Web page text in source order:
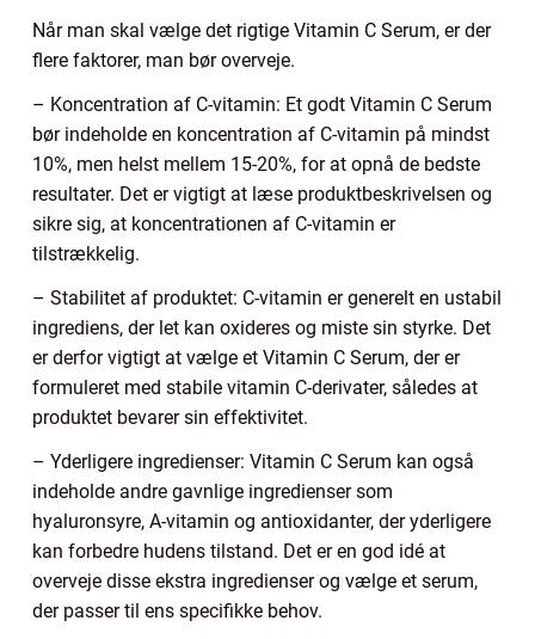
Når man skal vælge det rigtige Vitamin C Serum, er der
flere faktorer, man bør overveje.
– Koncentration af C-vitamin: Et godt Vitamin C Serum
bør indeholde en koncentration af C-vitamin på mindst
10%, men helst mellem 15-20%, for at opnå de bedste
resultater. Det er vigtigt at læse produktbeskrivelsen og
sikre sig, at koncentrationen af C-vitamin er
tilstrækkelig.
– Stabilitet af produktet: C-vitamin er generelt en ustabil
ingrediens, der let kan oxideres og miste sin styrke. Det
er derfor vigtigt at vælge et Vitamin C Serum, der er
formuleret med stabile vitamin C-derivater, således at
produktet bevarer sin effektivitet.
– Yderligere ingredienser: Vitamin C Serum kan også
indeholde andre gavnlige ingredienser som
hyaluronsyre, A-vitamin og antioxidanter, der yderligere
kan forbedre hudens tilstand. Det er en god idé at
overveje disse ekstra ingredienser og vælge et serum,
der passer til ens specifikke behov.